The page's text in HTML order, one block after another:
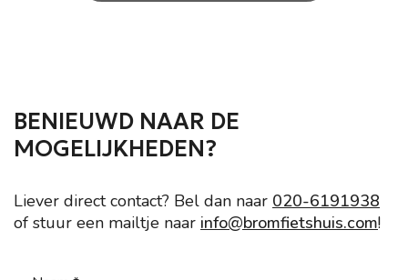
BENIEUWD NAAR DE
MOGELIJKHEDEN?
Liever direct contact? Bel dan naar 020-6191938
of stuur een mailtje naar info@bromfietshuis.com!